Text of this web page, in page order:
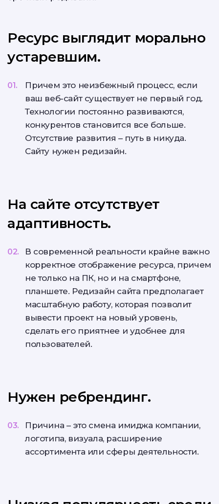
Ресурс выглядит морально
устаревшим.
Причем это неизбежный процесс, если
ваш веб-сайт существует не первый год.
Технологии постоянно развиваются,
конкурентов становится все больше.
Отсутствие развития – путь в никуда.
Сайту нужен редизайн.
На сайте отсутствует
адаптивность.
В современной реальности крайне важно
корректное отображение ресурса, причем
не только на ПК, но и на смартфоне,
планшете. Редизайн сайта предполагает
масштабную работу, которая позволит
вывести проект на новый уровень,
сделать его приятнее и удобнее для
пользователей.
Нужен ребрендинг.
Причина – это смена имиджа компании,
логотипа, визуала, расширение
ассортимента или сферы деятельности.